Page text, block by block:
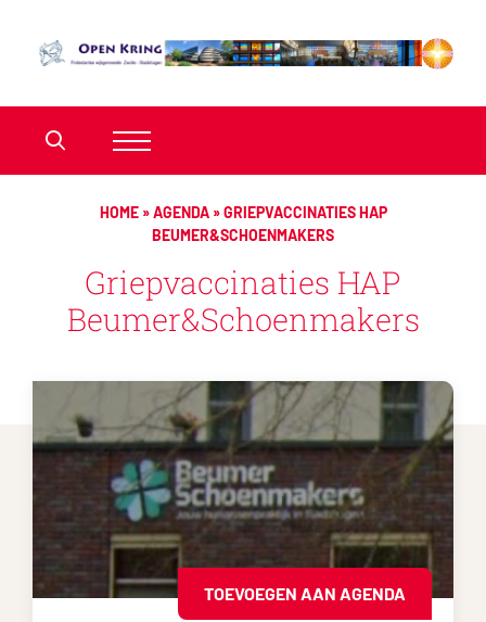
HOME»AGENDA»GRIEPVACCINATIES HAP
BEUMER&SCHOENMAKERS
Griepvaccinaties HAP
Beumer&Schoenmakers
TOEVOEGEN AAN AGENDA